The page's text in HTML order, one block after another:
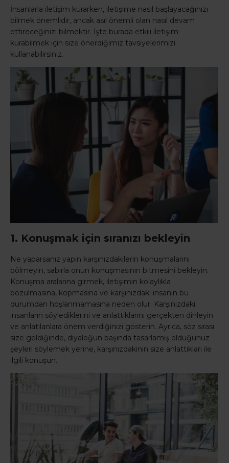
İnsanlarla iletişim kurarken, iletişime nasıl başlayacağınızı
bilmek önemlidir, ancak asıl önemli olan nasıl devam
ettireceğinizi bilmektir. İşte burada etkili iletişim
kurabilmek için size önerdiğimiz tavsiyelerimizi
kullanabilirsiniz.
1. Konuşmak için sıranızı bekleyin
Ne yaparsanız yapın karşınızdakilerin konuşmalarını
bölmeyin, sabırla onun konuşmasının bitmesini bekleyin.
Konuşma aralarına girmek, iletişimin kolaylıkla
bozulmasına, kopmasına ve karşınızdaki insanın bu
durumdan hoşlanmamasına neden olur. Karşınızdaki
insanların söylediklerini ve anlattıklarını gerçekten dinleyin
ve anlatılanlara önem verdiğinizi gösterin. Ayrıca, söz sırası
size geldiğinde, diyaloğun başında tasarlamış olduğunuz
şeyleri söylemek yerine, karşınızdakinin size anlattıkları ile
ilgili konuşun.